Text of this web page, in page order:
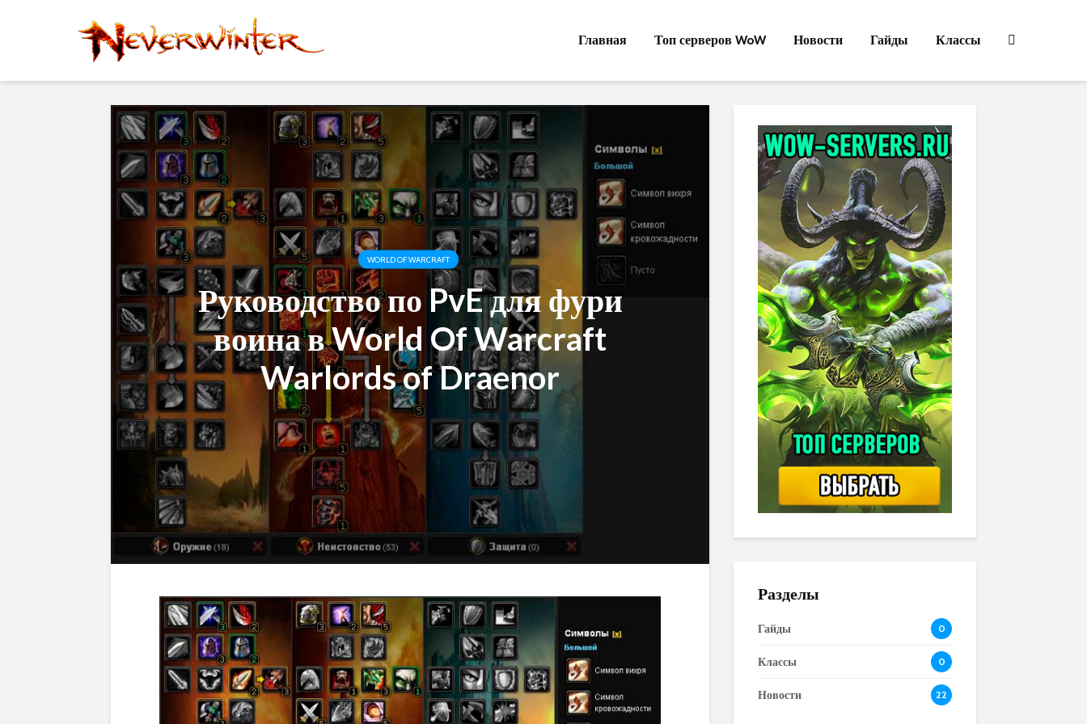
Главная Топ серверов WoW Новости Гайды Классы
WORLD OF WARCRAFT
Руководство по PvE для фури
воина в World Of Warcraft
Warlords of Draenor
Разделы
Гайды 0
Классы 0
Новости 22